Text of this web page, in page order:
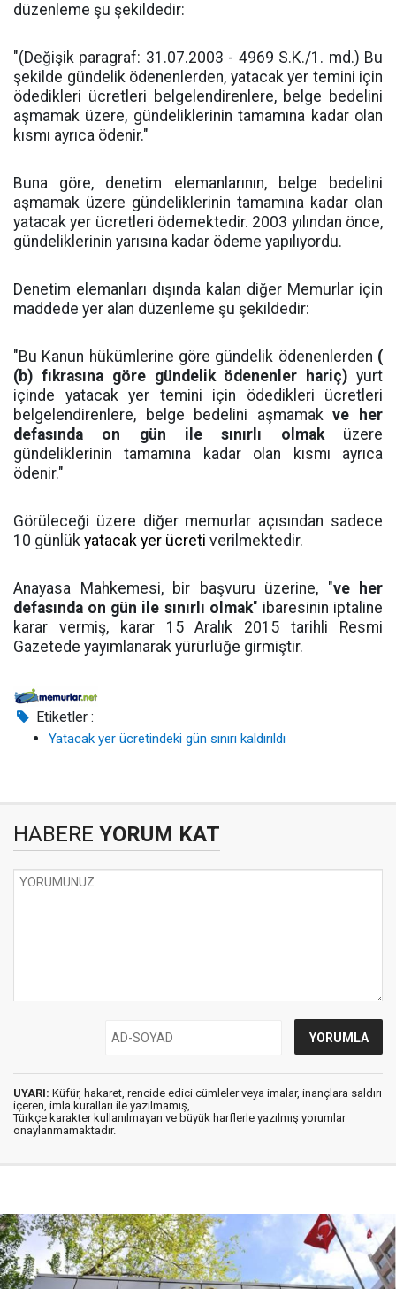
düzenleme şu şekildedir:
"(Değişik paragraf: 31.07.2003 - 4969 S.K./1. md.) Bu
şekilde gündelik ödenenlerden, yatacak yer temini için
ödedikleri ücretleri belgelendirenlere, belge bedelini
aşmamak üzere, gündeliklerinin tamamına kadar olan
kısmı ayrıca ödenir."
Buna göre, denetim elemanlarının, belge bedelini
aşmamak üzere gündeliklerinin tamamına kadar olan
yatacak yer ücretleri ödemektedir. 2003 yılından önce,
gündeliklerinin yarısına kadar ödeme yapılıyordu.
Denetim elemanları dışında kalan diğer Memurlar için
maddede yer alan düzenleme şu şekildedir:
"Bu Kanun hükümlerine göre gündelik ödenenlerden (
(b) fıkrasına göre gündelik ödenenler hariç) yurt
içinde yatacak yer temini için ödedikleri ücretleri
belgelendirenlere, belge bedelini aşmamakve her
defasında on gün ile sınırlı olmak üzere
gündeliklerinin tamamına kadar olan kısmı ayrıca
ödenir."
Görüleceği üzere diğer memurlar açısından sadece
10 günlük yatacak yer ücreti verilmektedir.
Anayasa Mahkemesi, bir başvuru üzerine, "ve her
defasında on gün ile sınırlı olmak" ibaresinin iptaline
karar vermiş, karar 15 Aralık 2015 tarihli Resmi
Gazetede yayımlanarak yürürlüğe girmiştir.
Etiketler :
Yatacak yer ücretindeki gün sınırı kaldırıldı
HABERE YORUM KAT
UYARI: Küfür, hakaret, rencide edici cümleler veya imalar, inançlara saldırı
içeren, imla kuralları ile yazılmamış,
Türkçe karakter kullanılmayan ve büyük harflerle yazılmış yorumlar
onaylanmamaktadır.